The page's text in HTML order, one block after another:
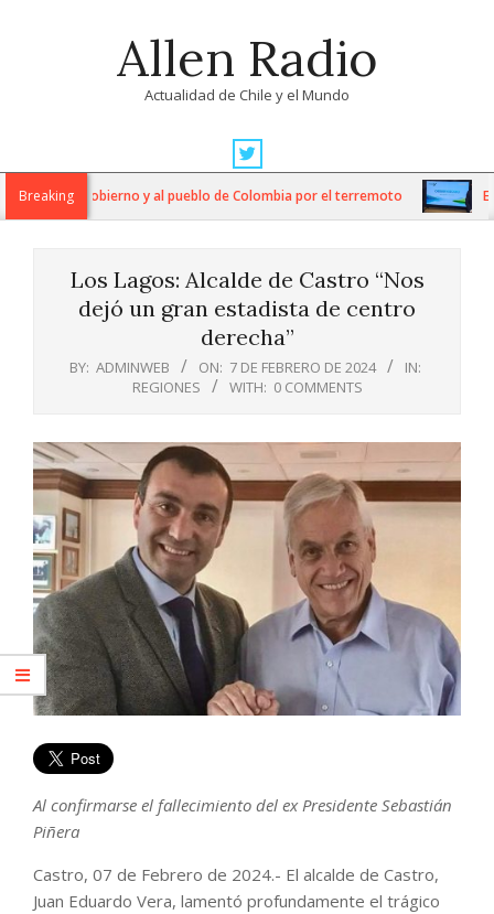
Allen Radio
Actualidad de Chile y el Mundo
Navigation
MenuBreakingal Gobierno y al pueblo de Colombia por el terremoto
Los Lagos: Alcalde de Castro “Nos
dejó un gran estadista de centro
derecha”
BY: ADMINWEB ON: 7 DE FEBRERO DE 2024
IN:
REGIONES
WITH: 0 COMMENTS
Al confirmarse el fallecimiento del ex Presidente Sebastián
Piñera
Castro, 07 de Febrero de 2024.- El alcalde de Castro,
Juan Eduardo Vera, lamentó profundamente el trágico